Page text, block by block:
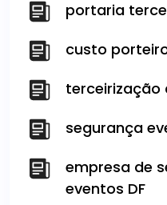
portaria
custo
terceirização
segurança
empresa de
eventos DF